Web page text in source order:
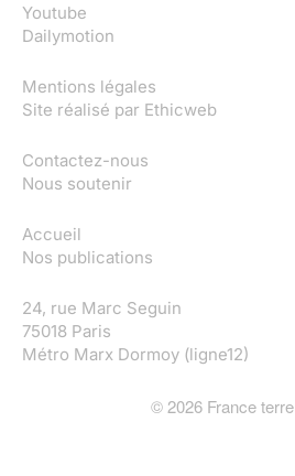
Youtube
Dailymotion
Mentions légales
Site réalisé par Ethicweb
Contactez-nous
Nous soutenir
Accueil
Nos publications
24, rue Marc Seguin
75018 Paris
Métro Marx Dormoy (ligne12)
© 2026France